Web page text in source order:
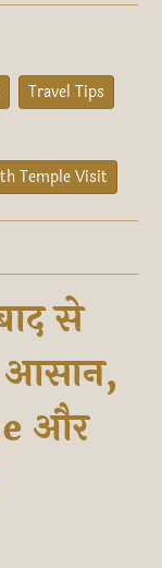
Travel Tips
Temple Visit
से
आसान,
और